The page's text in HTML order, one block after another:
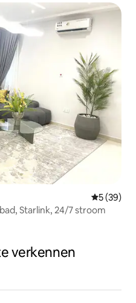
5 (39)
Starlink, 24/7 stroom
verkennen